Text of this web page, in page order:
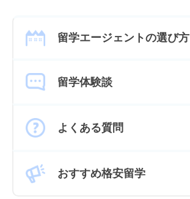
留学エージェントの選び方
留学体験談
よくある質問
おすすめ格安留学